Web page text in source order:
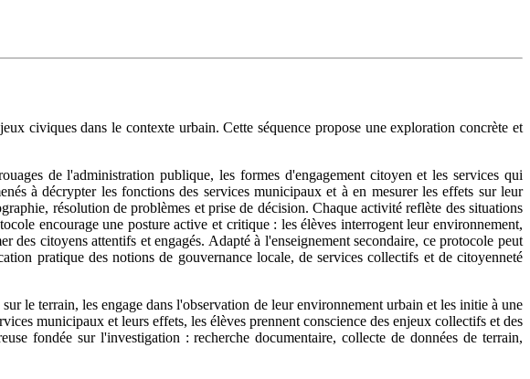
civiques dans le contexte urbain. Cette séquence propose une exploration concrète et
de l'administration publique, les formes d'engagement citoyen et les services qui
à décrypter les fonctions des services municipaux et à en mesurer les effets sur leur
résolution de problèmes et prise de décision. Chaque activité reflète des situations
encourage une posture active et critique : les élèves interrogent leur environnement,
citoyens attentifs et engagés. Adapté à l'enseignement secondaire, ce protocole peut
pratique des notions de gouvernance locale, de services collectifs et de citoyenneté
le terrain, les engage dans l'observation de leur environnement urbain et les initie à une
municipaux et leurs effets, les élèves prennent conscience des enjeux collectifs et des
fondée sur l'investigation : recherche documentaire, collecte de données de terrain,